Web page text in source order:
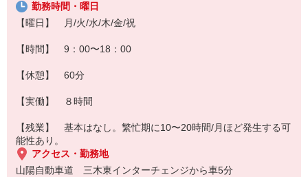
勤務時間・曜日
【曜日】 月/火/水/木/金/祝
【時間】 9：00〜18：00
【休憩】 60分
【実働】 ８時間
【残業】 基本はなし。繁忙期に10〜20時間/月ほど発生する可
能性あり。
アクセス・勤務地
山陽自動車道 三木東インターチェンジから車5分